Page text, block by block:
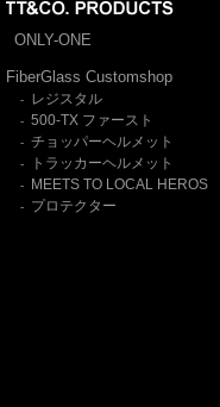
ONLY-ONE
FiberGlass Customshop
- レジスタル
- 500-TX ファースト
- チョッパーヘルメット
- トラッカーヘルメット
- MEETS TO LOCAL HEROS
- プロテクター